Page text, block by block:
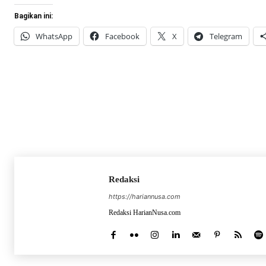
Bagikan ini:
WhatsApp Facebook X Telegram
Redaksi
https://hariannusa.com
Redaksi HarianNusa.com